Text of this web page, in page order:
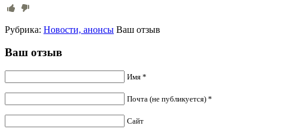
Рубрика: Новости, анонсы Ваш отзыв
Ваш отзыв
Имя *
Почта (не публикуется) *
Сайт